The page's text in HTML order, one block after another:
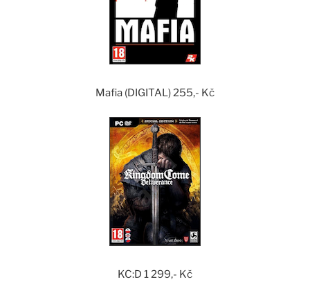
Mafia (DIGITAL) 255,- Kč
KC:D 1 299,- Kč